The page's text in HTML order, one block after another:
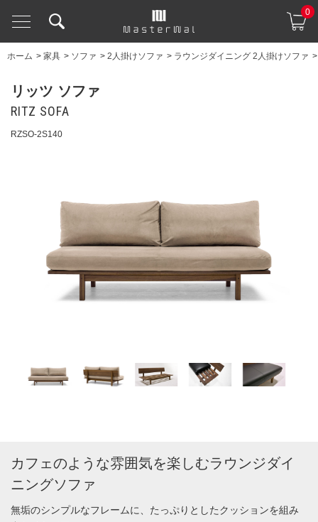
0
ホーム > 家具 > ソファ > 2人掛けソファ > ラウンジダイニング 2人掛けソファ
リッツ ソファ
RITZ SOFA
RZSO-2S140
カフェのような雰囲気を楽しむラウンジダイ
ニングソファ
無垢のシンプルなフレームに、たっぷりとしたクッションを組み